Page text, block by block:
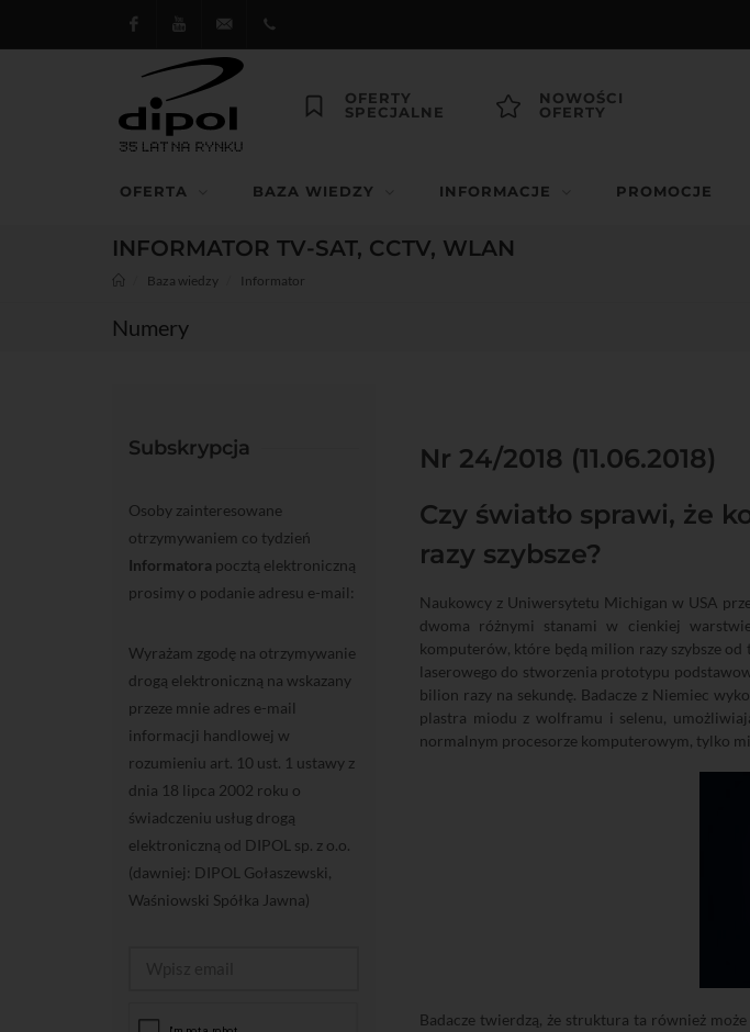
FacebookYoutube dipol@dipol.com.pl
OFERTY
SPECJALNE
NOWOŚCI
OFERTY
OFERTA BAZA WIEDZY INFORMACJE PROMOCJE
INFORMATOR TV-SAT, CCTV, WLAN
Baza wiedzy Informator
Numery
Nr 24/2018 (11.06.2018)
Czy światło sprawi, że
razy szybsze?
Naukowcy z Uniwersytetu Michigan w USA
dwoma różnymi stanami w cienkiej
komputerów, które będą milion razy szybsze
laserowego do stworzenia prototypu
bilion razy na sekundę. Badacze z Niemiec
plastra miodu z wolframu i selenu,
normalnym procesorze komputerowym, tylko
Badacze twierdzą, że struktura ta również
Subskrypcja
Osoby zainteresowane
otrzymywaniem co tydzień
Informatora pocztą elektroniczną
prosimy o podanie adresu e-mail:
Wyrażam zgodę na otrzymywanie
drogą elektroniczną na wskazany
przeze mnie adres e-mail
informacji handlowej w
rozumieniu art. 10 ust. 1 ustawy z
dnia 18 lipca 2002 roku o
świadczeniu usług drogą
elektroniczną od DIPOL sp. z o.o.
(dawniej: DIPOL Gołaszewski,
Waśniowski Spółka Jawna)